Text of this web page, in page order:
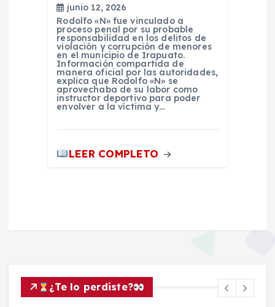
junio 12, 2026
Rodolfo «N» fue vinculado a
proceso penal por su probable
responsabilidad en los delitos de
violación y corrupción de menores
en el municipio de Irapuato.
Información compartida de
manera oficial por las autoridades,
explica que Rodolfo «N» se
aprovechaba de su labor como
instructor deportivo para poder
envolver a la víctima y…
LEER COMPLETO
¿Te lo perdiste?